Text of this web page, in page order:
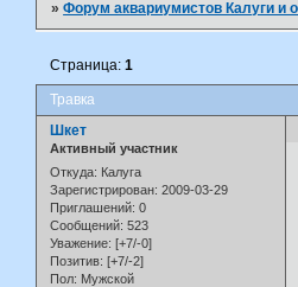
»Форум аквариумистов Калуги и
Травка
Страница:1
Шкет
Активный участник
Откуда: Калуга
Зарегистрирован: 2009-03-29
Приглашений: 0
Сообщений: 523
Уважение: [+7/-0]
Позитив: [+7/-2]
Пол: Мужской